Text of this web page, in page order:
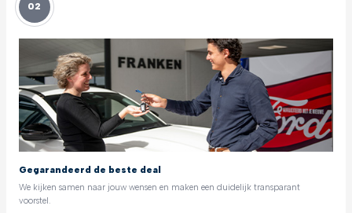
02
Gegarandeerd de beste deal
We kijken samen naar jouw wensen en maken een duidelijk transparant
voorstel.